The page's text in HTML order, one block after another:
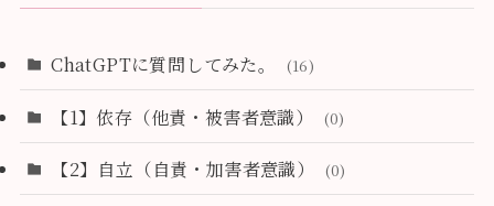
ChatGPTに質問してみた。 (16)
【1】依存（他責・被害者意識） (0)
【2】自立（自責・加害者意識） (0)